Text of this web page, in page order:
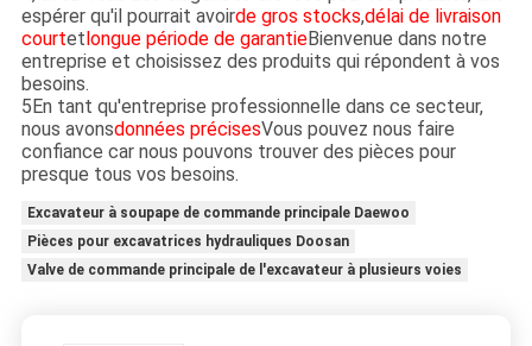
espérer qu'il pourrait avoirde gros stocks,délai de livraison
courtetlongue période de garantieBienvenue dans notre
entreprise et choisissez des produits qui répondent à vos
besoins.
5En tant qu'entreprise professionnelle dans ce secteur,
nous avonsdonnées précisesVous pouvez nous faire
confiance car nous pouvons trouver des pièces pour
presque tous vos besoins.
Excavateur à soupape de commande principale Daewoo
Pièces pour excavatrices hydrauliques Doosan
Valve de commande principale de l'excavateur à plusieurs voies